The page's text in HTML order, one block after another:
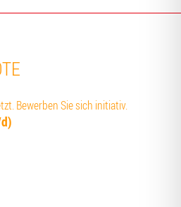
Bewerben Sie sich initiativ.